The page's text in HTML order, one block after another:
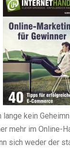
kein
mehr im Online-
sich weder der